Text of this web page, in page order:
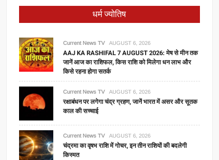
धर्म ज्योतिष
Current News TV AUGUST 6, 2026
AAJ KA RASHIFAL 7 AUGUST 2026: मेष से मीन तक
जानें आज का राशिफल, किस राशि को मिलेगा धन लाभ और
किसे रहना होगा सतर्क
Current News TV AUGUST 6, 2026
रक्षाबंधन पर लगेगा चंद्र ग्रहण, जानें भारत में असर और सूतक
काल की सच्चाई
Current News TV AUGUST 6, 2026
चंद्रमा का वृषभ राशि में गोचर, इन तीन राशियों की बदलेगी
किस्मत